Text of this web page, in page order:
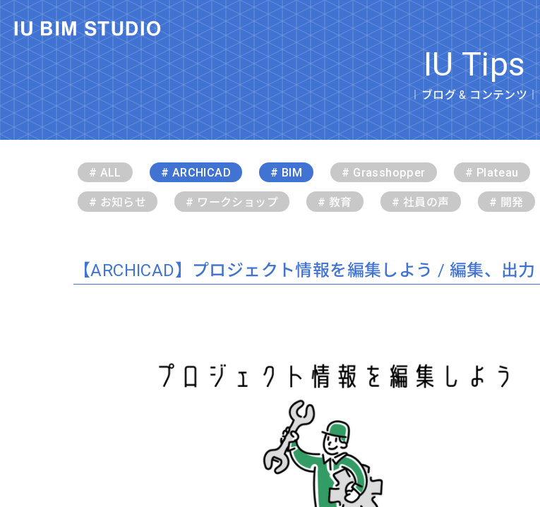
IU Tips
︱ブログ & コンテンツ︱
# ALL # ARCHICAD # BIM # Grasshopper # Plateau
# お知らせ # ワークショップ # 教育 # 社員の声 # 開発
【ARCHICAD】プロジェクト情報を編集しよう / 編集、出力